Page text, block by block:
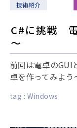
技術紹介
C#に挑戦
～
前回は電卓のGUI
卓を作ってみよ
tag : Windows